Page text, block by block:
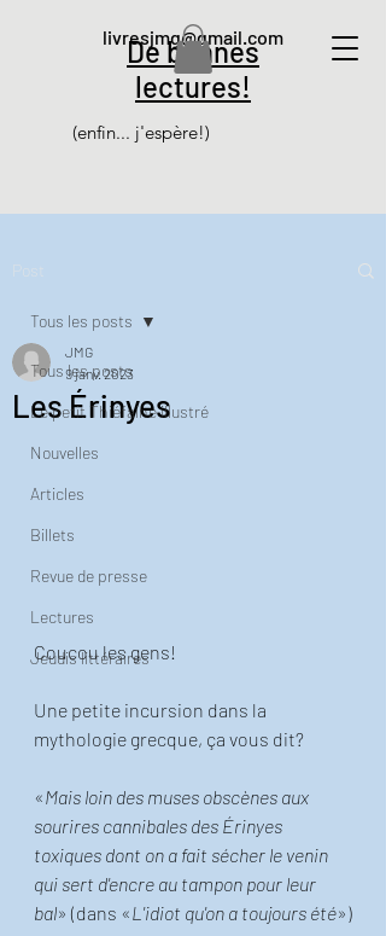
De bonnes
lectures!
(enfin... j'espère!)
livresjmg@gmail.com
Tous les posts
Le petit Thiéfaine illustré
Nouvelles
Articles
Billets
Revue de presse
Lectures
Jeudis littéraires
Tous les posts
Les Érinyes
JMG
9 janv. 2023
Coucou les gens!
Une petite incursion dans la
mythologie grecque, ça vous dit?
«Mais loin des muses obscènes aux
sourires cannibales des Érinyes
toxiques dont on a fait sécher le venin
qui sert d'encre au tampon pour leur
bal» (dans «L'idiot qu'on a toujours été»)